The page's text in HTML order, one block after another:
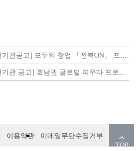
이용약관
이메일무단수집거부
TOP